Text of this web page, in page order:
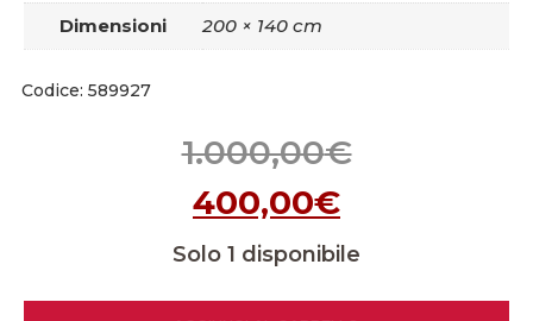
Dimensioni 200 × 140 cm
Codice: 589927
1.000,00€
400,00€
Solo 1 disponibile